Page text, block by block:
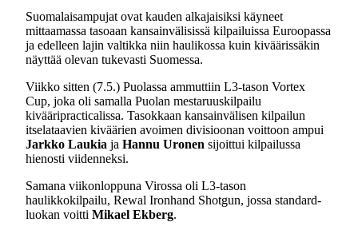
Suomalaisampujat ovat kauden alkajaisiksi käyneet
mittaamassa tasoaan kansainvälisissä kilpailuissa Euroopassa
ja edelleen lajin valtikka niin haulikossa kuin kiväärissäkin
näyttää olevan tukevasti Suomessa.
Viikko sitten (7.5.) Puolassa ammuttiin L3-tason Vortex
Cup, joka oli samalla Puolan mestaruuskilpailu
kivääripracticalissa. Tasokkaan kansainvälisen kilpailun
itselataavien kiväärien avoimen divisioonan voittoon ampui
Jarkko Laukia ja Hannu Uronen sijoittui kilpailussa
hienosti viidenneksi.
Samana viikonloppuna Virossa oli L3-tason
haulikkokilpailu, Rewal Ironhand Shotgun, jossa standard-
luokan voitti Mikael Ekberg.